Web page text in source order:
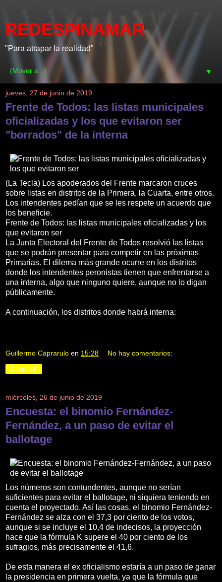
REDESPINAMAR
"Para atrapar la realidad"
▼
jueves, 27 de junio de 2019
Frente de Todos: las listas municipales
oficializadas y los que evitaron ser
"borrados" de la interna
(La Tecla) Los apoderados del Frente marcaron cruces
sobre listas en distritos de la Primera, la Cuarta, entre otros.
Los intendentes pedían que se les respete un acuerdo que
los beneficie.
Frente de Todos: las listas municipales oficializadas y los
que evitaron ser
La Junta Electoral del Frente de Todos resolvió las listas
que se podrán presentar para competir en las próximas
Primarias. El dilema más grande ocurre en los distritos
donde los intendentes peronistas tienen que enfrentarse a
una interna, algo que ninguno quiere, aunque no lo digan
públicamente.
A continuación, los distritos donde habrá interna:
Guillermo Caprarulo en 15:28 No hay comentarios:
Compartir
miércoles, 26 de junio de 2019
Encuesta: el binomio Fernández-
Fernández, a un paso de evitar el
ballotage
Los números son contundentes, aunque no serían
suficientes para evitar el ballotage, ni siquiera teniendo en
cuenta el proyectado. Así las cosas, el binomio Fernández-
Fernández se alza con el 37,3 por ciento de los votos,
aunque si se incluye el 10,4 de indecisos, la proyección
hace que la fórmula K supere el 40 por ciento de los
sufragios, más precisamente el 41,6.
De esta manera el ex oficialismo estaría a un paso de ganar
la presidencia en primera vuelta, ya que la fórmula que